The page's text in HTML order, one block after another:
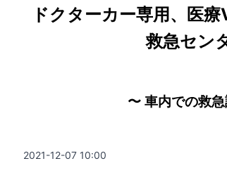
ドクターカー専用、医
救急セン
〜 車内での救
2021-12-07 10:00